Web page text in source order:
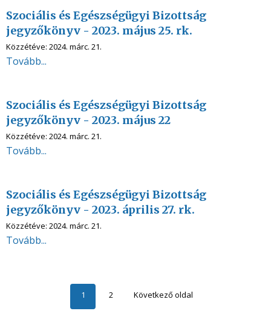
Szociális és Egészségügyi Bizottság
jegyzőkönyv - 2023. május 25. rk.
Közzétéve: 2024. márc. 21.
Tovább...
Szociális és Egészségügyi Bizottság
jegyzőkönyv - 2023. május 22
Közzétéve: 2024. márc. 21.
Tovább...
Szociális és Egészségügyi Bizottság
jegyzőkönyv - 2023. április 27. rk.
Közzétéve: 2024. márc. 21.
Tovább...
1 2 Következő oldal